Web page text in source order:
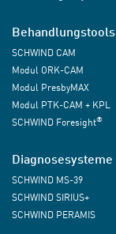
Behandlungstools
SCHWIND CAM
Modul ORK-CAM
Modul PresbyMAX
Modul PTK-CAM + KPL
SCHWIND Foresight®
Diagnosesysteme
SCHWIND MS-39
SCHWIND SIRIUS+
SCHWIND PERAMIS